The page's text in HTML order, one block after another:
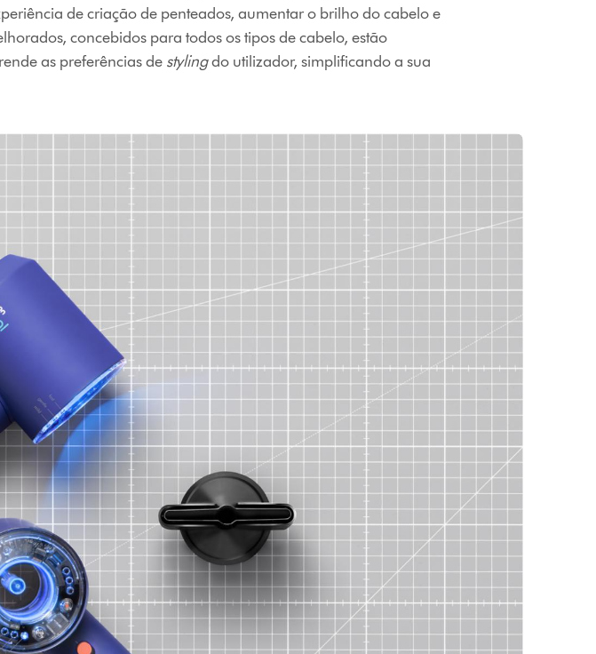
de criação de penteados, aumentar o brilho do cabelo e
concebidos para todos os tipos de cabelo, estão
as preferências de stylingdo utilizador, simplificando a sua